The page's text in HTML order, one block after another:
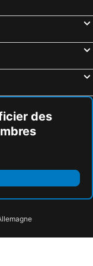
Hôtels près de la plage
des